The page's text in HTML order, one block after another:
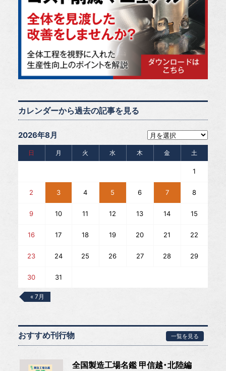
カレンダーから過去の記事を見る
2026年8月
日 月 火 水 木 金 土
1
2 3 4 5 6 7 8
9 10 11 12 13 14 15
16 17 18 19 20 21 22
23 24 25 26 27 28 29
30 31
« 7月
おすすめ刊行物 一覧を見る
全国製造工場名鑑 甲信越・北陸編